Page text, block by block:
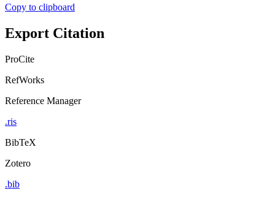
Copy to clipboard
Export Citation
ProCite
RefWorks
Reference Manager
.ris
BibTeX
Zotero
.bib